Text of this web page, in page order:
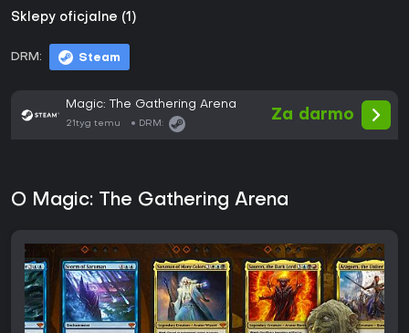
Sklepy oficjalne (1)
DRM: Steam
Magic: The Gathering Arena
21tyg temu DRM:
Za darmo
O Magic: The Gathering Arena